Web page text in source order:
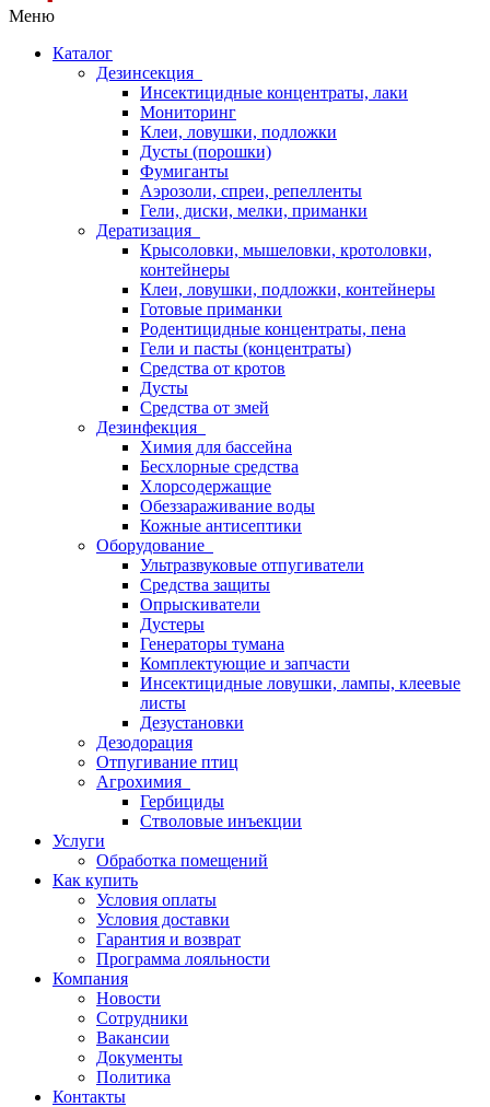
Меню
Каталог
Дезинсекция
Инсектицидные концентраты, лаки
Мониторинг
Клеи, ловушки, подложки
Дусты (порошки)
Фумиганты
Аэрозоли, спреи, репелленты
Гели, диски, мелки, приманки
Дератизация
Крысоловки, мышеловки, кротоловки,
контейнеры
Клеи, ловушки, подложки, контейнеры
Готовые приманки
Родентицидные концентраты, пена
Гели и пасты (концентраты)
Средства от кротов
Дусты
Средства от змей
Дезинфекция
Химия для бассейна
Бесхлорные средства
Хлорсодержащие
Обеззараживание воды
Кожные антисептики
Оборудование
Ультразвуковые отпугиватели
Средства защиты
Опрыскиватели
Дустеры
Генераторы тумана
Комплектующие и запчасти
Инсектицидные ловушки, лампы, клеевые
листы
Дезустановки
Дезодорация
Отпугивание птиц
Агрохимия
Гербициды
Стволовые инъекции
Услуги
Обработка помещений
Как купить
Условия оплаты
Условия доставки
Гарантия и возврат
Программа лояльности
Компания
Новости
Сотрудники
Вакансии
Документы
Политика
Контакты